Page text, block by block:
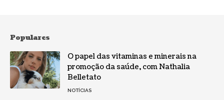
Populares
O papel das vitaminas e minerais na
promoção da saúde, com Nathalia
Belletato
NOTÍCIAS